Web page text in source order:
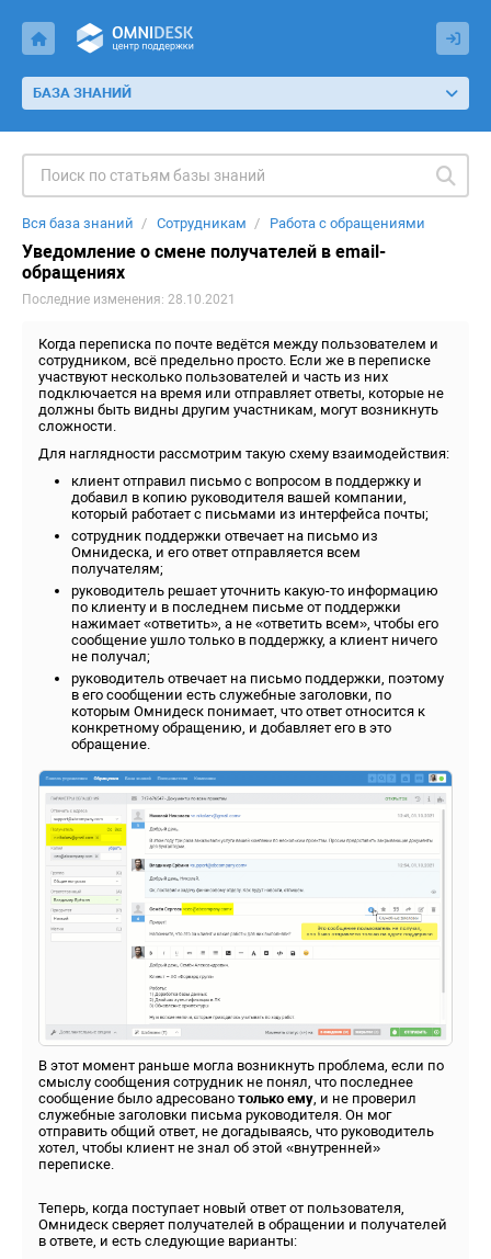
БАЗА ЗНАНИЙ
Вся база знаний Сотрудникам Работа с обращениями
Уведомление о смене получателей в email-
обращениях
Последние изменения: 28.10.2021
Когда переписка по почте ведётся между пользователем и
сотрудником, всё предельно просто. Если же в переписке
участвуют несколько пользователей и часть из них
подключается на время или отправляет ответы, которые не
должны быть видны другим участникам, могут возникнуть
сложности.
Для наглядности рассмотрим такую схему взаимодействия:
клиент отправил письмо с вопросом в поддержку и
добавил в копию руководителя вашей компании,
который работает с письмами из интерфейса почты;
сотрудник поддержки отвечает на письмо из
Омнидеска, и его ответ отправляется всем
получателям;
руководитель решает уточнить какую-то информацию
по клиенту и в последнем письме от поддержки
нажимает «ответить», а не «ответить всем», чтобы его
сообщение ушло только в поддержку, а клиент ничего
не получал;
руководитель отвечает на письмо поддержки, поэтому
в его сообщении есть служебные заголовки, по
которым Омнидеск понимает, что ответ относится к
конкретному обращению, и добавляет его в это
обращение.
В этот момент раньше могла возникнуть проблема, если по
смыслу сообщения сотрудник не понял, что последнее
сообщение было адресовано только ему, и не проверил
служебные заголовки письма руководителя. Он мог
отправить общий ответ, не догадываясь, что руководитель
хотел, чтобы клиент не знал об этой «внутренней»
переписке.
Теперь, когда поступает новый ответ от пользователя,
Омнидеск сверяет получателей в обращении и получателей
в ответе, и есть следующие варианты: